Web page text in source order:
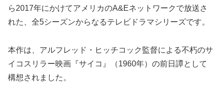
ら2017年にかけてアメリカのA&Eネットワークで放送さ
れた、全5シーズンからなるテレビドラマシリーズです。
本作は、アルフレッド・ヒッチコック監督による不朽のサ
イコスリラー映画『サイコ』（1960年）の前日譚として
構想されました。